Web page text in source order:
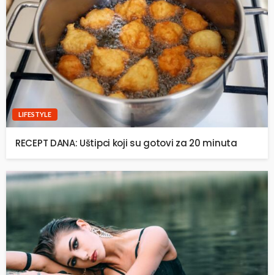
LIFESTYLE
RECEPT DANA: Uštipci koji su gotovi za 20 minuta